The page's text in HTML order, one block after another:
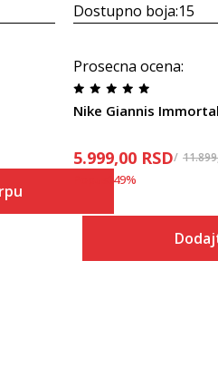
Dostupno boja:15
Prosecna ocena:
Nike Giannis
5.999,00 RSD
49%